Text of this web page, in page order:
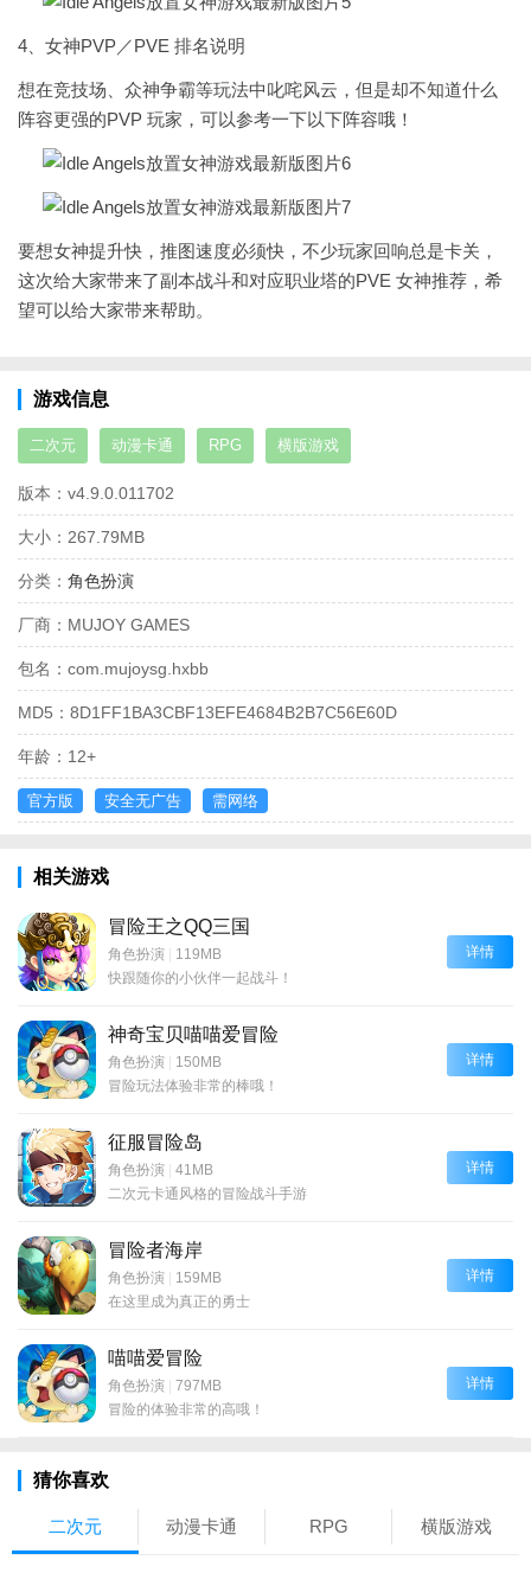
4、女神PVP／PVE 排名说明
想在竞技场、众神争霸等玩法中叱咤风云，但是却不知道什么
阵容更强的PVP 玩家，可以参考一下以下阵容哦！
要想女神提升快，推图速度必须快，不少玩家回响总是卡关，
这次给大家带来了副本战斗和对应职业塔的PVE 女神推荐，希
望可以给大家带来帮助。
游戏信息
二次元 动漫卡通 RPG 横版游戏
版本： v4.9.0.011702
大小： 267.79MB
分类： 角色扮演
厂商： MUJOY GAMES
包名： com.mujoysg.hxbb
MD5： 8D1FF1BA3CBF13EFE4684B2B7C56E60D
年龄： 12+
官方版 安全无广告 需网络
相关游戏
冒险王之QQ三国
角色扮演 | 119MB
快跟随你的小伙伴一起战斗！
详情
神奇宝贝喵喵爱冒险
角色扮演 | 150MB
冒险玩法体验非常的棒哦！
详情
征服冒险岛
角色扮演 | 41MB
二次元卡通风格的冒险战斗手游
详情
冒险者海岸
角色扮演 | 159MB
在这里成为真正的勇士
详情
喵喵爱冒险
角色扮演 | 797MB
冒险的体验非常的高哦！
详情
猜你喜欢
二次元 动漫卡通 RPG 横版游戏